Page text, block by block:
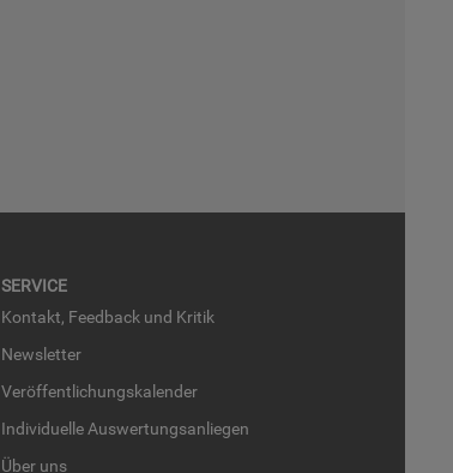
SER­VICE
Kon­takt, Feed­back und Kri­tik
News­let­ter
Ver­öf­fent­li­chungs­ka­len­der
In­di­vi­du­el­le Aus­wer­tungs­an­lie­gen
Über uns